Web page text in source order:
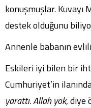
konuşmuşlar. Kuvayı
destek olduğunu
Annenle babanın
Eskileri iyi bilen bir
Cumhuriyet’in
yarattı. Allah yok, diye